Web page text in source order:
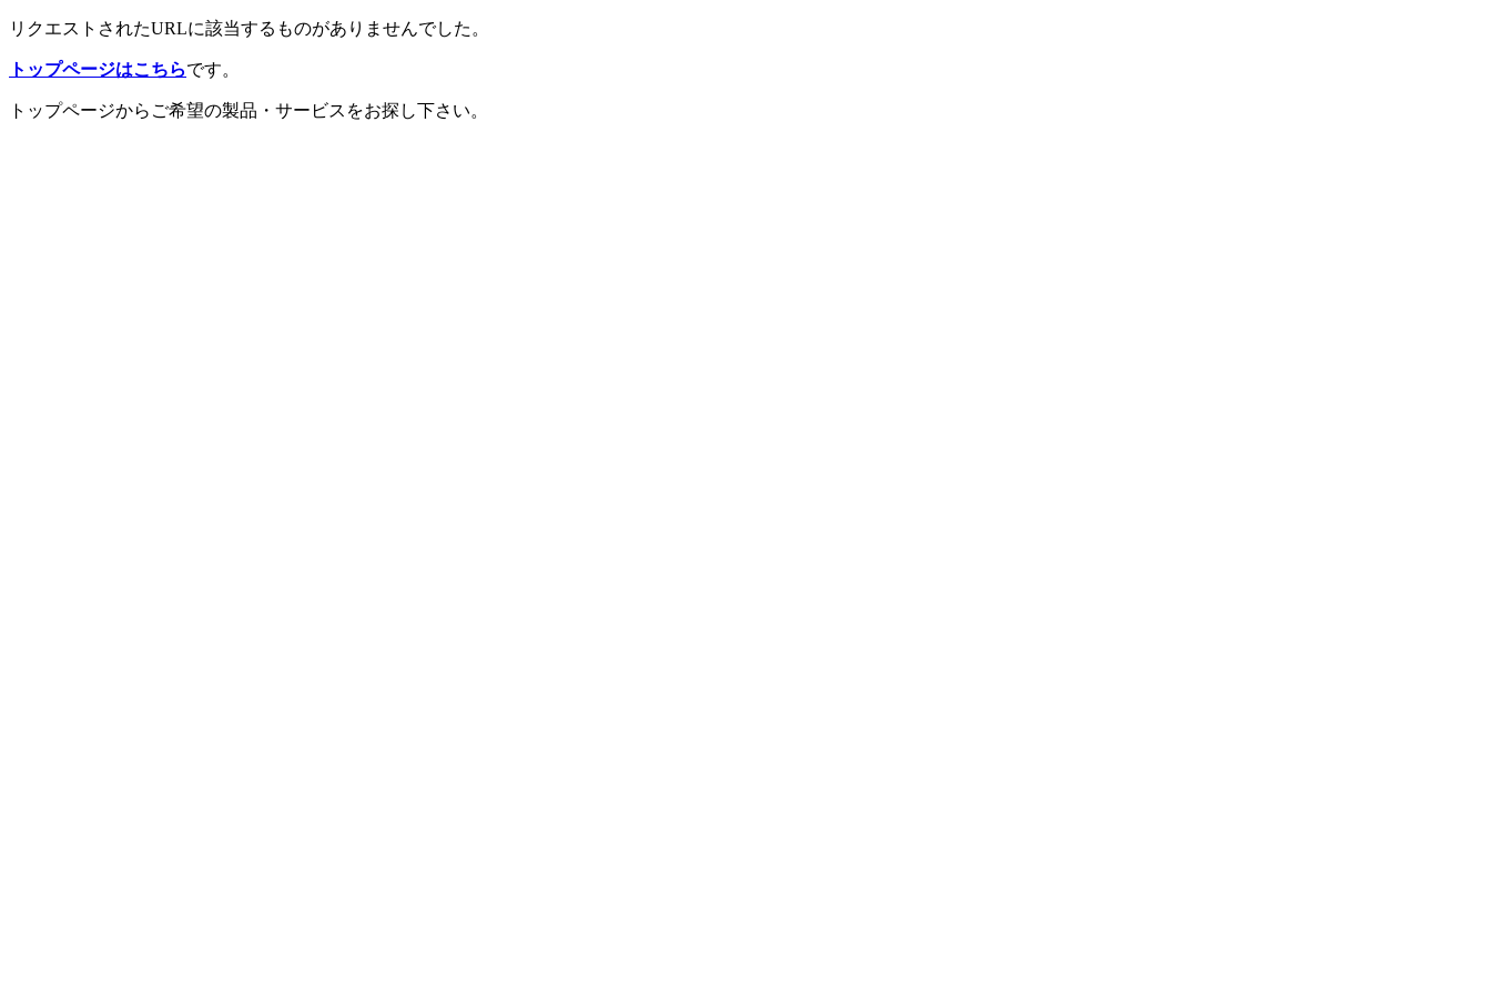
リクエストされたURLに該当するものがありませんでした。
トップページはこちらです。
トップページからご希望の製品・サービスをお探し下さい。